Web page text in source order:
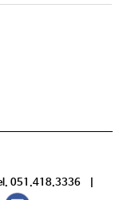
051.418.3336 |